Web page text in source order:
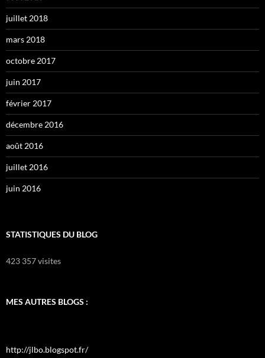
juillet 2018
mars 2018
octobre 2017
juin 2017
février 2017
décembre 2016
août 2016
juillet 2016
juin 2016
STATISTIQUES DU BLOG
423 357 visites
MES AUTRES BLOGS :
http://jlbo.blogspot.fr/